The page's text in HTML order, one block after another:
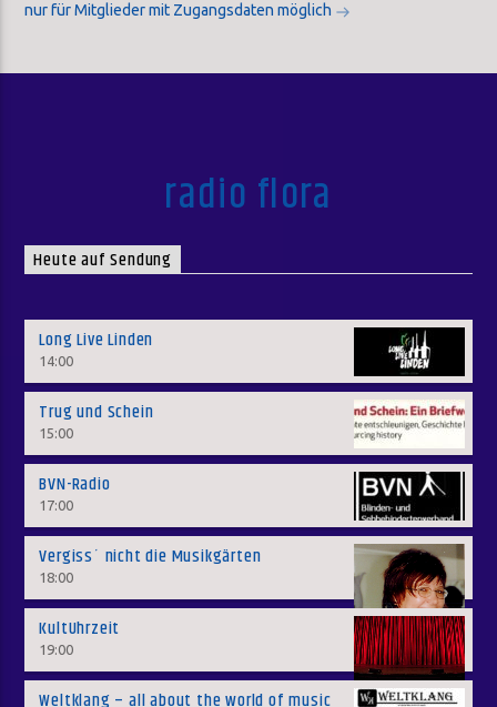
nur für Mitglieder mit Zugangsdaten möglich
radio flora
Heute auf Sendung
Long Live Linden
14:00
Trug und Schein
15:00
BVN-Radio
17:00
Vergiss´ nicht die Musikgärten
18:00
KultUhrzeit
19:00
Weltklang – all about the world of music